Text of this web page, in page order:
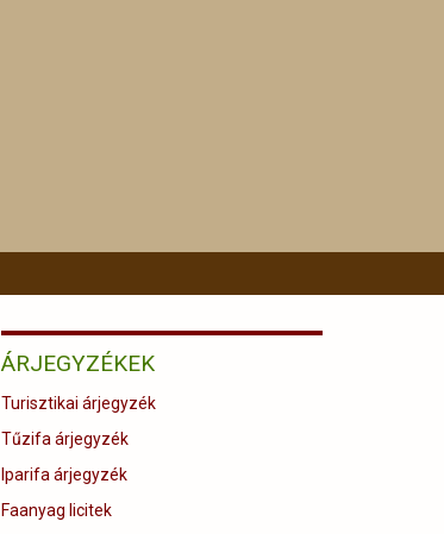
ÁRJEGYZÉKEK
Turisztikai árjegyzék
Tűzifa árjegyzék
Iparifa árjegyzék
Faanyag licitek